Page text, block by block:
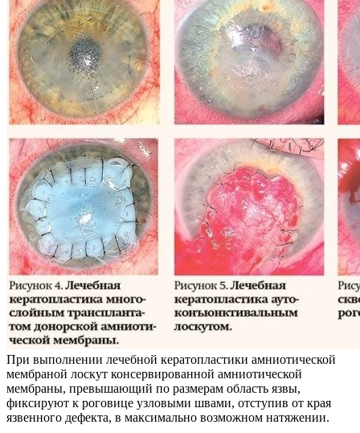
При выполнении лечебной кератопластики амниотической
мембраной лоскут консервированной амниотической
мембраны, превышающий по размерам область язвы,
фиксируют к роговице узловыми швами, отступив от края
язвенного дефекта, в максимально возможном натяжении.